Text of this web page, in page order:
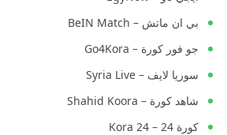
بي ان ماتش – BeIN Match
جو فور كورة – Go4Kora
سوريا لايف – Syria Live
شاهد كورة – Shahid Koora
كورة 24 – Kora 24